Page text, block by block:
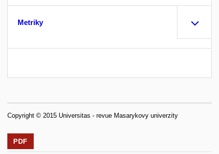
Metriky
Copyright © 2015 Universitas - revue Masarykovy univerzity
PDF